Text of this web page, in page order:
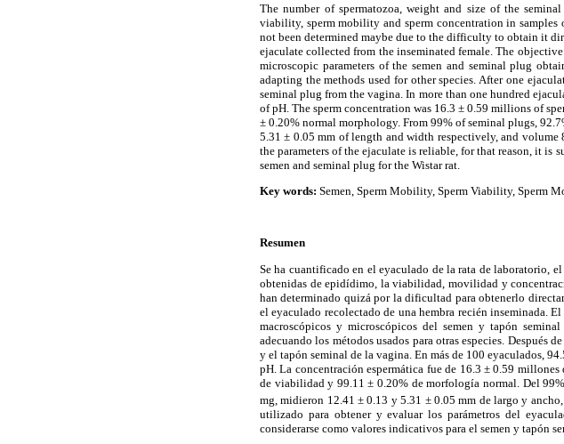
The number of spermatozoa, weight and size of the
viability, sperm mobility and sperm concentration in
not been determined maybe due to the difficulty to obtain it
ejaculate collected from the inseminated female. The
microscopic parameters of the semen and seminal plug
adapting the methods used for other species. After one
seminal plug from the vagina. In more than one hundred
of pH. The sperm concentration was 16.3 ± 0.59 millions of
± 0.20% normal morphology. From 99% of seminal plugs,
5.31 ± 0.05 mm of length and width respectively, and
the parameters of the ejaculate is reliable, for that reason, it is
semen and seminal plug for the Wistar rat.
Key words: Semen, Sperm Mobility, Sperm Viability, Sperm
Resumen
Se ha cuantificado en el eyaculado de la rata de laboratorio,
obtenidas de epidídimo, la viabilidad, movilidad y
han determinado quizá por la dificultad para obtenerlo
el eyaculado recolectado de una hembra recién inseminada.
macroscópicos y microscópicos del semen y tapón
adecuando los métodos usados para otras especies. Después
y el tapón seminal de la vagina. En más de 100 eyaculados,
pH. La concentración espermática fue de 16.3 ± 0.59
de viabilidad y 99.11 ± 0.20% de morfología normal. Del
mg, midieron 12.41 ± 0.13 y 5.31 ± 0.05 mm de largo y
utilizado para obtener y evaluar los parámetros del
considerarse como valores indicativos para el semen y tapón